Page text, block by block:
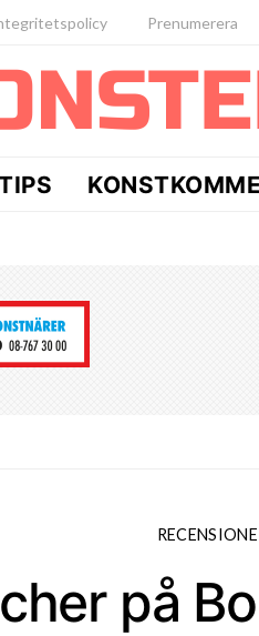
Prenumerera
på